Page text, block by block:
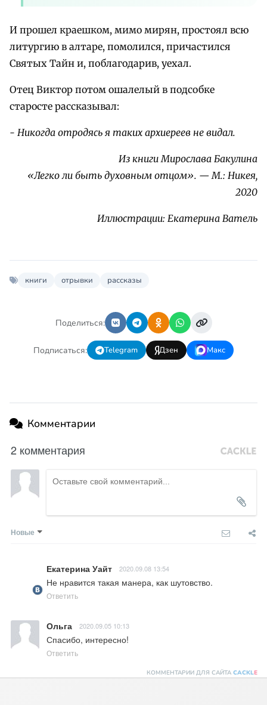
И прошел краешком, мимо мирян, простоял всю
литургию в алтаре, помолился, причастился
Святых Тайн и, поблагодарив, уехал.
Отец Виктор потом ошалелый в подсобке
старосте рассказывал:
- Никогда отродясь я таких архиереев не видал.
Из книги Мирослава Бакулина
«Легко ли быть духовным отцом». — М.: Никея,
2020
Иллюстрации: Екатерина Ватель
книги отрывки рассказы
Поделиться:
Подписаться: Telegram Дзен Макс
Комментарии
2 комментария
Новые
Екатерина Уайт 2020.09.08 13:54
Не нравится такая манера, как шутовство.
Ответить
Ольга 2020.09.05 10:13
Спасибо, интересно!
Ответить
КОММЕНТАРИИ ДЛЯ САЙТА CACKLE